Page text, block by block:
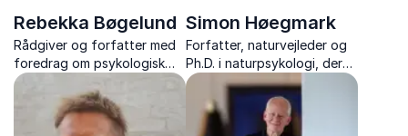
Rebekka Bøgelund
Rådgiver og forfatter med
foredrag om psykologisk
tryghed, trivsel, mod til at
fejle og ledelse af
Generation Z.
Simon Høegmark
Forfatter, naturvejleder og
Ph.D. i naturpsykologi, der
inspirerer til bedre trivsel
gennem naturens helende
kræfter.